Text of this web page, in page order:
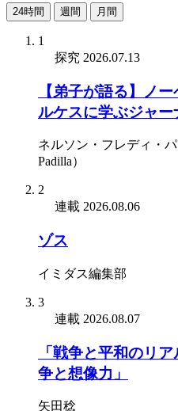
24時間 週間 月間
1
探究 2026.07.13
【弟子が語る】ノ
ルケスに学ぶジャー
ネルソン・フレディ・
Padilla）
2
連載 2026.08.06
ゾス
イミダス編集部
3
連載 2026.08.07
「戦争と平和のリ
争と想像力」
矢田稔